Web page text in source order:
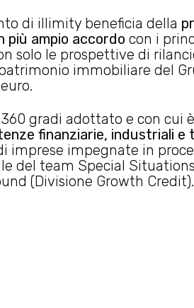
di illimity beneficia della
più ampio accordo con i
solo le prospettive di
immobiliare del
360 gradi adottato e con cui
finanziarie, industriali
imprese impegnate in
del team Special
(Divisione Growth Credit).